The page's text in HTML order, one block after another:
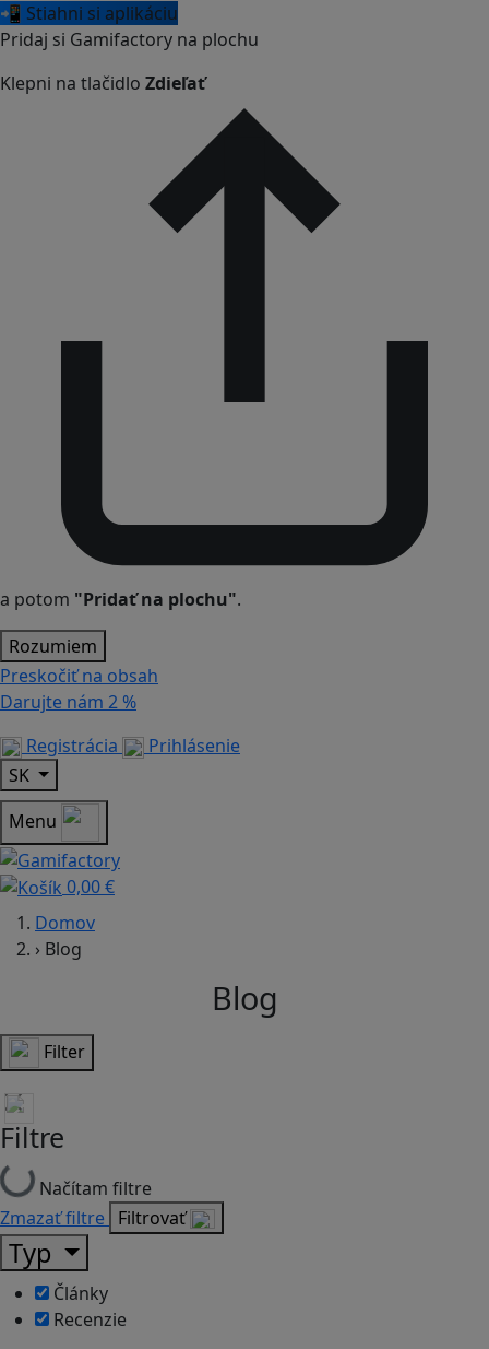
📲 Stiahni si aplikáciu
Pridaj si Gamifactory na plochu
Klepni na tlačidlo Zdieľať
a potom "Pridať na plochu".
Rozumiem
Preskočiť na obsah
Darujte nám 2 %
Registrácia
Prihlásenie
SK
Menu
0,00 €
Domov
› Blog
Blog
Filter
Filtre
Načítam filtre
Zmazať filtre Filtrovať
Typ
Články
Recenzie